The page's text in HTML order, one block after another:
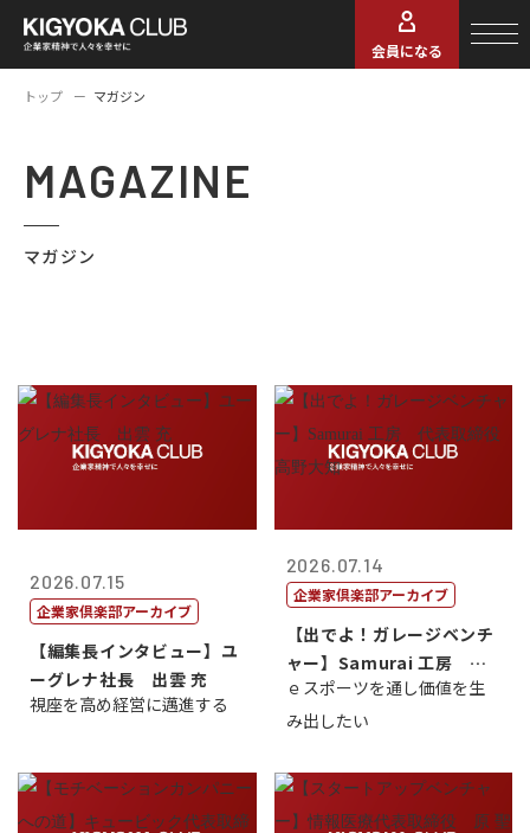
会員になる
トップ マガジン
MAGAZINE
マガジン
2026.07.15
企業家倶楽部アーカイブ
【編集長インタビュー】ユ
ーグレナ社長 出雲 充
視座を高め経営に邁進する
2026.07.14
企業家倶楽部アーカイブ
【出でよ！ガレージベンチ
ャー】Samurai 工房 代
表取締...
ｅスポーツを通し価値を生
み出したい